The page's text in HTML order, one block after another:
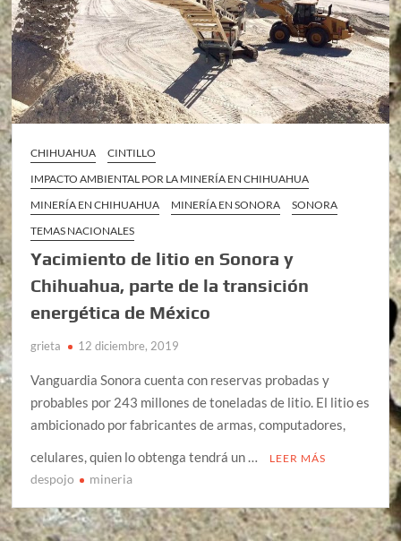
CHIHUAHUA
CINTILLO
IMPACTO AMBIENTAL POR LA MINERÍA EN CHIHUAHUA
MINERÍA EN CHIHUAHUA
MINERÍA EN SONORA
SONORA
TEMAS NACIONALES
Yacimiento de litio en Sonora y
Chihuahua, parte de la transición
energética de México
grieta 12 diciembre, 2019
Vanguardia Sonora cuenta con reservas probadas y
probables por 243 millones de toneladas de litio. El litio es
ambicionado por fabricantes de armas, computadores,
celulares, quien lo obtenga tendrá un …
LEER MÁS
despojo mineria